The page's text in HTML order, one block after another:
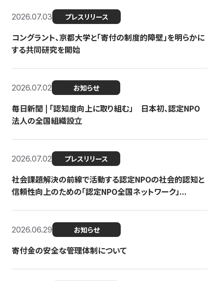
2026.07.03 プレスリリース
コングラント、京都大学と「寄付の制度的障壁」を明らかに
する共同研究を開始
2026.07.02 お知らせ
毎日新聞 | 「認知度向上に取り組む」 日本初、認定NPO
法人の全国組織設立
2026.07.02 プレスリリース
社会課題解決の前線で活動する認定NPOの社会的認知と
信頼性向上のための「認定NPO全国ネットワーク」...
2026.06.29 お知らせ
寄付金の安全な管理体制について